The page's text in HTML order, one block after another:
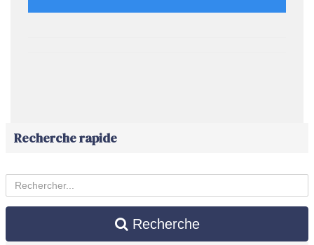
Recherche rapide
Recherche